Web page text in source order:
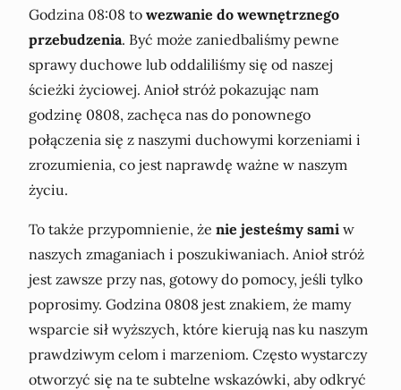
Godzina 08:08 to wezwanie do wewnętrznego
przebudzenia. Być może zaniedbaliśmy pewne
sprawy duchowe lub oddaliliśmy się od naszej
ścieżki życiowej. Anioł stróż pokazując nam
godzinę 0808, zachęca nas do ponownego
połączenia się z naszymi duchowymi korzeniami i
zrozumienia, co jest naprawdę ważne w naszym
życiu.
To także przypomnienie, że nie jesteśmy sami w
naszych zmaganiach i poszukiwaniach. Anioł stróż
jest zawsze przy nas, gotowy do pomocy, jeśli tylko
poprosimy. Godzina 0808 jest znakiem, że mamy
wsparcie sił wyższych, które kierują nas ku naszym
prawdziwym celom i marzeniom. Często wystarczy
otworzyć się na te subtelne wskazówki, aby odkryć